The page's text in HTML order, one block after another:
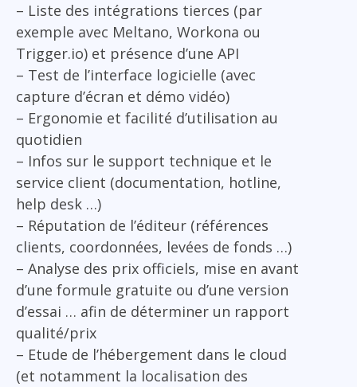
– Liste des intégrations tierces (par
exemple avec Meltano, Workona ou
Trigger.io) et présence d’une API
– Test de l’interface logicielle (avec
capture d’écran et démo vidéo)
– Ergonomie et facilité d’utilisation au
quotidien
– Infos sur le support technique et le
service client (documentation, hotline,
help desk …)
– Réputation de l’éditeur (références
clients, coordonnées, levées de fonds …)
– Analyse des prix officiels, mise en avant
d’une formule gratuite ou d’une version
d’essai … afin de déterminer un rapport
qualité/prix
– Etude de l’hébergement dans le cloud
(et notamment la localisation des